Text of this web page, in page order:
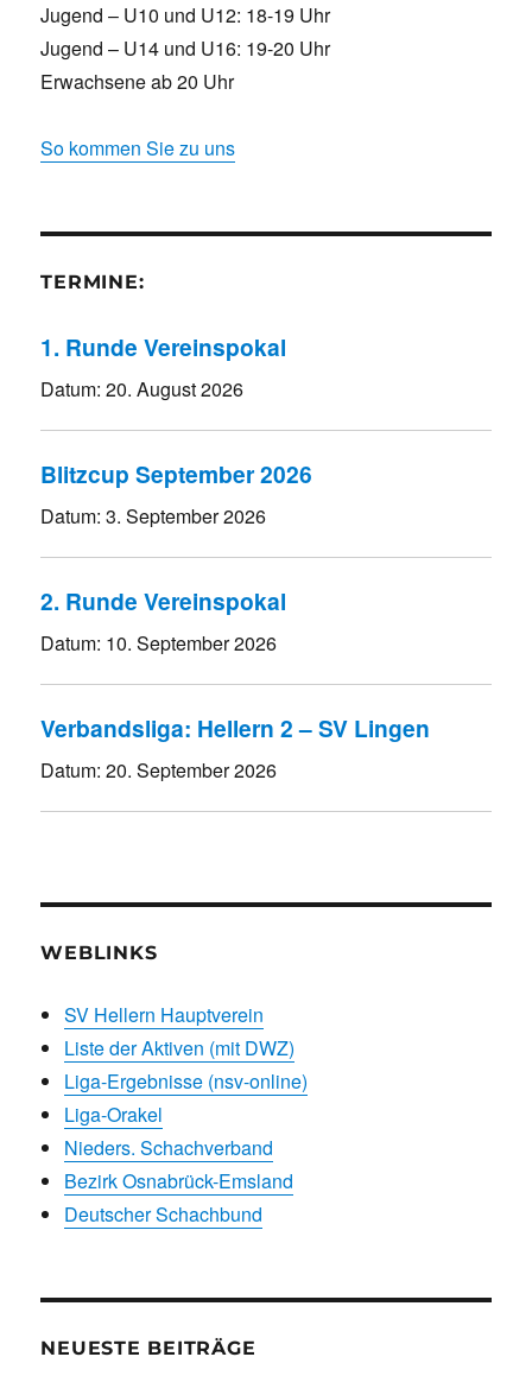
Jugend – U10 und U12: 18-19 Uhr
Jugend – U14 und U16: 19-20 Uhr
Erwachsene ab 20 Uhr
So kommen Sie zu uns
TERMINE:
1. Runde Vereinspokal
Datum:20. August 2026
Blitzcup September 2026
Datum:3. September 2026
2. Runde Vereinspokal
Datum: 10. September 2026
Verbandsliga: Hellern 2 – SV Lingen
Datum:20. September 2026
WEBLINKS
SV Hellern Hauptverein
Liste der Aktiven (mit DWZ)
Liga-Ergebnisse (nsv-online)
Liga-Orakel
Nieders. Schachverband
Bezirk Osnabrück-Emsland
Deutscher Schachbund
NEUESTE BEITRÄGE